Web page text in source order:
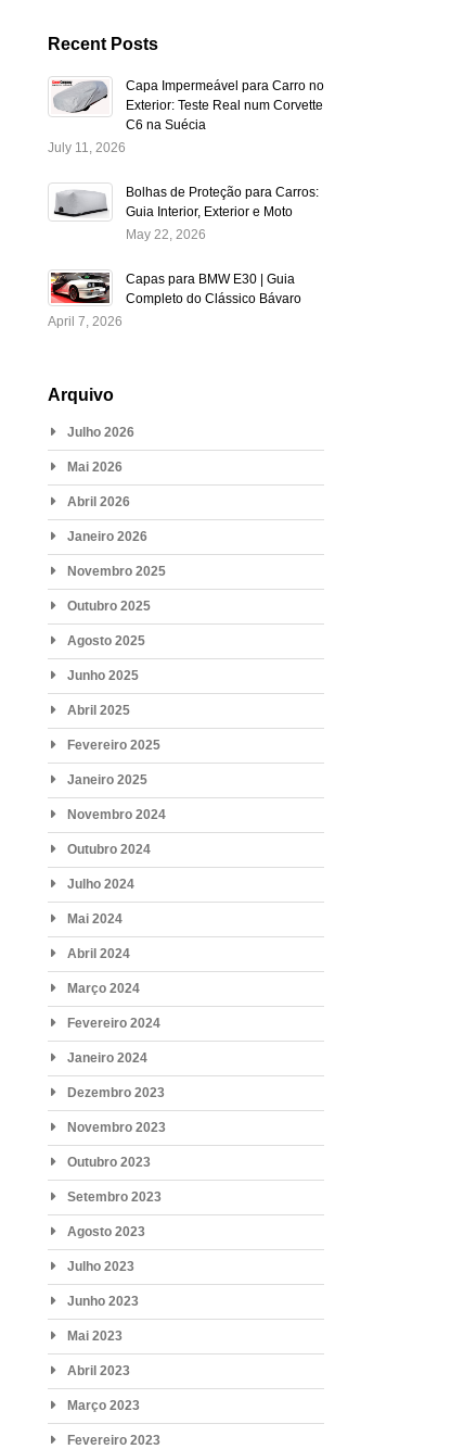
Recent Posts
Capa Impermeável para Carro no
Exterior: Teste Real num Corvette
C6 na Suécia
July 11, 2026
Bolhas de Proteção para Carros:
Guia Interior, Exterior e Moto
May 22, 2026
Capas para BMW E30 | Guia
Completo do Clássico Bávaro
April 7, 2026
Arquivo
Julho 2026
Mai 2026
Abril 2026
Janeiro 2026
Novembro 2025
Outubro 2025
Agosto 2025
Junho 2025
Abril 2025
Fevereiro 2025
Janeiro 2025
Novembro 2024
Outubro 2024
Julho 2024
Mai 2024
Abril 2024
Março 2024
Fevereiro 2024
Janeiro 2024
Dezembro 2023
Novembro 2023
Outubro 2023
Setembro 2023
Agosto 2023
Julho 2023
Junho 2023
Mai 2023
Abril 2023
Março 2023
Fevereiro 2023